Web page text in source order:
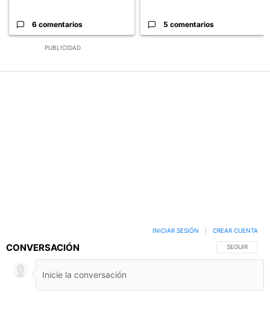
PUBLICIDAD
6 comentarios 5 comentarios
CONVERSACIÓN SIGA ESTA
SEGUIR
INICIAR SESIÓN CREAR CUENTA